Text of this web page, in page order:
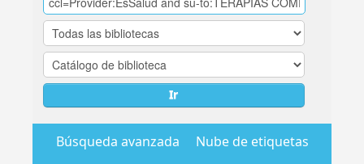
Ir
Búsqueda avanzada Nube de etiquetas